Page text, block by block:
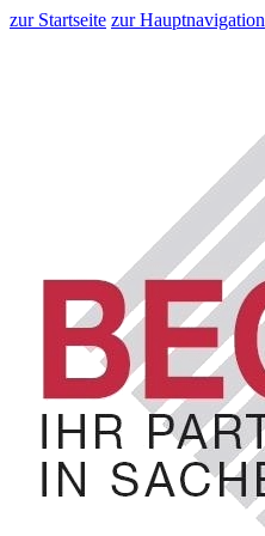
zur Startseite zur Hauptnavigation